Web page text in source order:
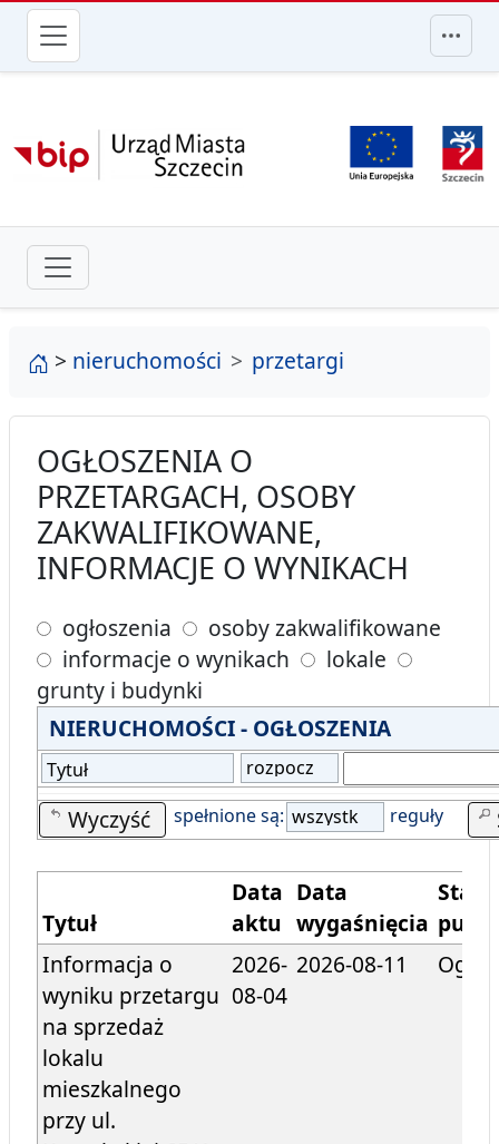
przejdź do głównego menu
strona główna
> nieruchomości przetargi
OGŁOSZENIA O
PRZETARGACH, OSOBY
ZAKWALIFIKOWANE,
INFORMACJE O WYNIKACH
ogłoszenia
osoby zakwalifikowane
informacje o wynikach
lokale
grunty i budynki
NIERUCHOMOŚCI - OGŁOSZENIA
Tytuł
rozpoczyna
się od
Wyczyść spełnione są: wszystkie reguły
Tytuł
Data
aktu
Data
wygaśnięcia
Informacja o
wyniku przetargu
na sprzedaż
lokalu
mieszkalnego
przy ul.
2026-
08-04
2026-08-11